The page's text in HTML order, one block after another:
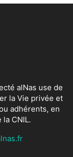
alNas use de
la Vie privée et
adhérents, en
la CNIL.